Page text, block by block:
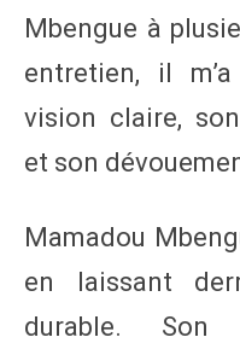
Mbengue à
entretien, il
vision claire,
et son
Mamadou
en laissant
durable.